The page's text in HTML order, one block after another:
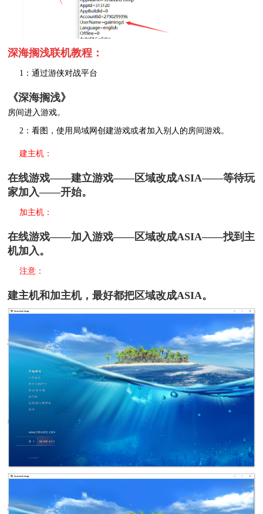
深海搁浅联机教程：
1：通过游侠对战平台
《深海搁浅》
房间进入游戏。
2：看图，使用局域网创建游戏或者加入别人的房间游戏。
建主机：
在线游戏——建立游戏——区域改成ASIA——等待玩
家加入——开始。
加主机：
在线游戏——加入游戏——区域改成ASIA——找到主
机加入。
注意：
建主机和加主机，最好都把区域改成ASIA。